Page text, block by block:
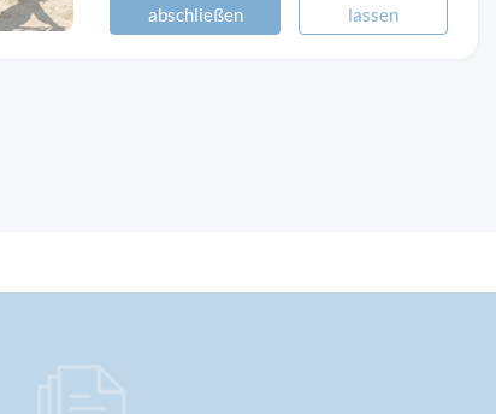
abschließen
lassen